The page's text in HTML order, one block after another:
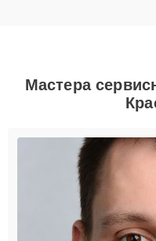
Мастера